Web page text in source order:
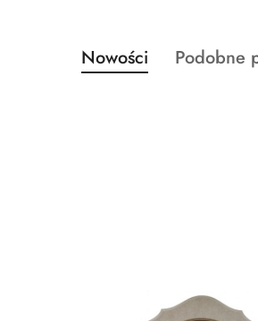
Pomiń karuzelę produktów
Produkty
o
Nowości
Produkty
Podobne